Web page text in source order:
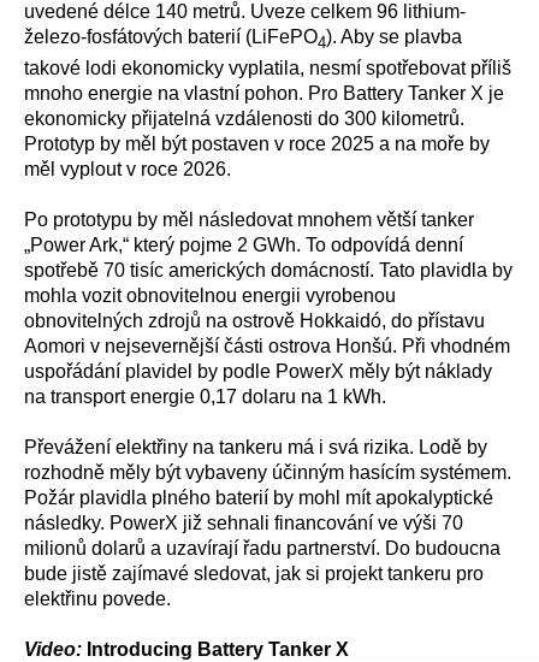
uvedené délce 140 metrů. Uveze celkem 96 lithium-
železo-fosfátových baterií (LiFePO4). Aby se plavba
takové lodi ekonomicky vyplatila, nesmí spotřebovat příliš
mnoho energie na vlastní pohon. Pro Battery Tanker X je
ekonomicky přijatelná vzdálenosti do 300 kilometrů.
Prototyp by měl být postaven v roce 2025 a na moře by
měl vyplout v roce 2026.
Po prototypu by měl následovat mnohem větší tanker
„Power Ark,“ který pojme 2 GWh. To odpovídá denní
spotřebě 70 tisíc amerických domácností. Tato plavidla by
mohla vozit obnovitelnou energii vyrobenou
obnovitelných zdrojů na ostrově Hokkaidó, do přístavu
Aomori v nejsevernější části ostrova Honšú. Při vhodném
uspořádání plavidel by podle PowerX měly být náklady
na transport energie 0,17 dolaru na 1 kWh.
Převážení elektřiny na tankeru má i svá rizika. Lodě by
rozhodně měly být vybaveny účinným hasícím systémem.
Požár plavidla plného baterií by mohl mít apokalyptické
následky. PowerX již sehnali financování ve výši 70
milionů dolarů a uzavírají řadu partnerství. Do budoucna
bude jistě zajímavé sledovat, jak si projekt tankeru pro
elektřinu povede.
Video: Introducing Battery Tanker X